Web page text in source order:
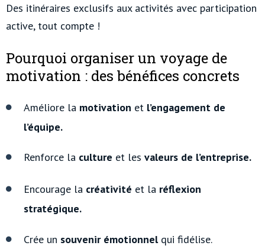
Des itinéraires exclusifs aux activités avec participation
active, tout compte !
Pourquoi organiser un voyage de
motivation : des bénéfices concrets
Améliore la motivation et l’engagement de
l’équipe.
Renforce la culture et les valeurs de l’entreprise.
Encourage la créativité et la réflexion
stratégique.
Crée un souvenir émotionnelqui fidélise.